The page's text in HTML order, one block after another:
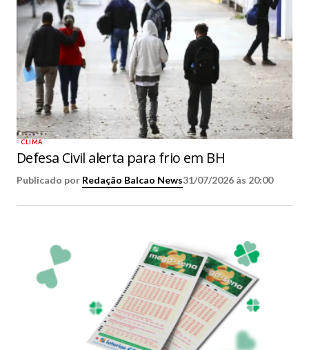
CLIMA
Defesa Civil alerta para frio em BH
Publicado por Redação Balcao News31/07/2026 às 20:00